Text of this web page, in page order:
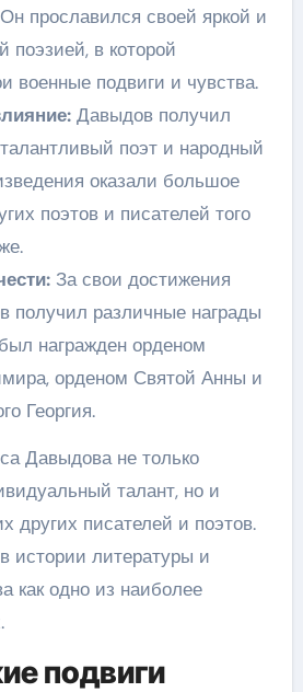
прославился своей яркой и
поэзией, в которой
военные подвиги и чувства.
Давыдов получил
поэт и народный
оказали большое
поэтов и писателей того
За свои достижения
получил различные награды
награжден орденом
орденом Святой Анны и
Георгия.
Давыдова не только
талант, но и
других писателей и поэтов.
истории литературы и
как одно из наиболее
подвиги